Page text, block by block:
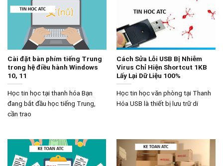
Cài đặt bàn phím tiếng Trung
trong hệ điều hành Windows
10, 11
Học tin học tại thanh hóa Bạn
đang bắt đầu học tiếng Trung,
cần trao
Cách Sửa Lỗi USB Bị Nhiễm
Virus Chỉ Hiện Shortcut 1KB
Lấy Lại Dữ Liệu 100%
Học tin học văn phòng tại Thanh
Hóa USB là thiết bị lưu trữ di